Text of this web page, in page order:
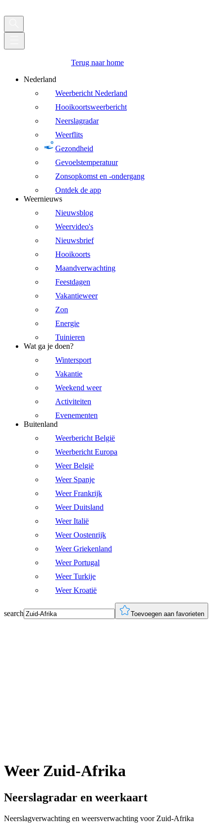
Terug naar home
Nederland
Weerbericht Nederland
Hooikoortsweerbericht
Neerslagradar
Weerflits
Gezondheid
Gevoelstemperatuur
Zonsopkomst en -ondergang
Ontdek de app
Weernieuws
Nieuwsblog
Weervideo's
Nieuwsbrief
Hooikoorts
Maandverwachting
Feestdagen
Vakantieweer
Zon
Energie
Tuinieren
Wat ga je doen?
Wintersport
Vakantie
Weekend weer
Activiteiten
Evenementen
Buitenland
Weerbericht België
Weerbericht Europa
Weer België
Weer Spanje
Weer Frankrijk
Weer Duitsland
Weer Italië
Weer Oostenrijk
Weer Griekenland
Weer Portugal
Weer Turkije
Weer Kroatië
search Toevoegen aan favorieten
Weer Zuid-Afrika
Neerslagradar en weerkaart
Neerslagverwachting en weersverwachting voor Zuid-Afrika